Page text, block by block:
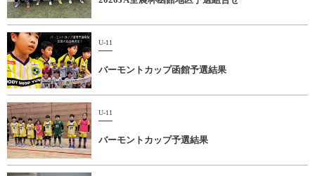
U-11
バーモントカップ函館予選結果
U-11
バーモントカップ予選結果